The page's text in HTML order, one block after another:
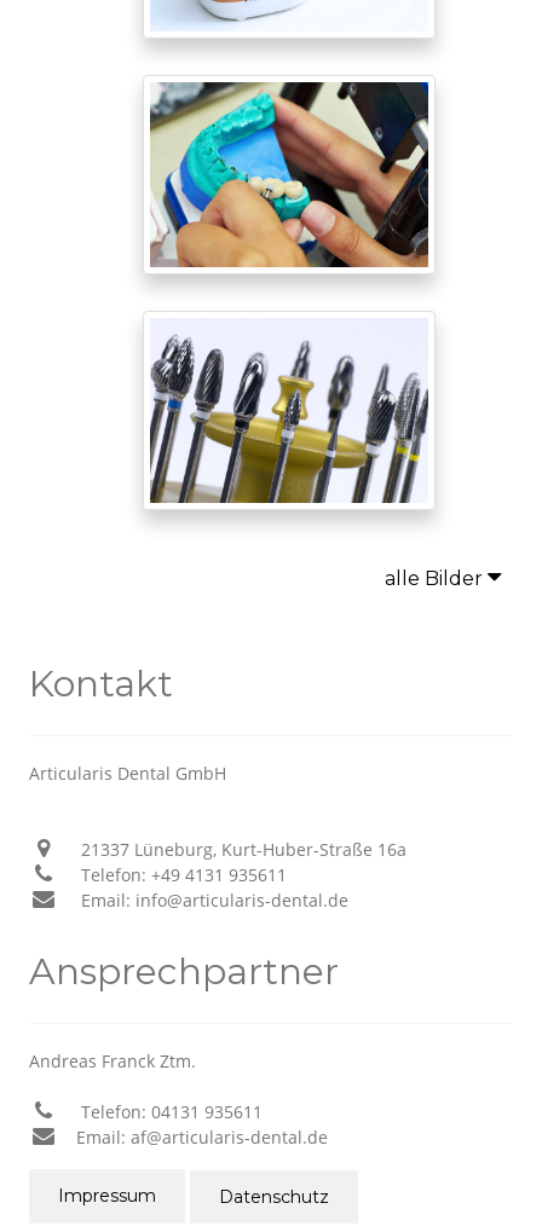
alle Bilder
Kontakt
Articularis Dental GmbH
21337 Lüneburg, Kurt-Huber-Straße 16a
Telefon: +49 4131 935611
Email: info@articularis-dental.de
Ansprechpartner
Andreas Franck Ztm.
Telefon: 04131 935611
Email: af@articularis-dental.de
Impressum Datenschutz